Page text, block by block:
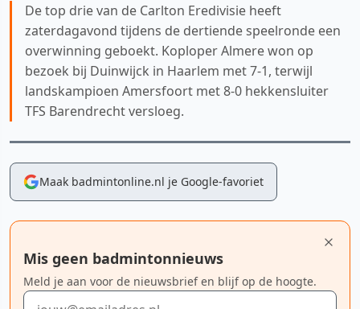
De top drie van de Carlton Eredivisie heeft
zaterdagavond tijdens de dertiende speelronde een
overwinning geboekt. Koploper Almere won op
bezoek bij Duinwijck in Haarlem met 7-1, terwijl
landskampioen Amersfoort met 8-0 hekkensluiter
TFS Barendrecht versloeg.
Maak badmintonline.nl je Google-favoriet
Mis geen badmintonnieuws
Meld je aan voor de nieuwsbrief en blijf op de hoogte.
E-mailadres